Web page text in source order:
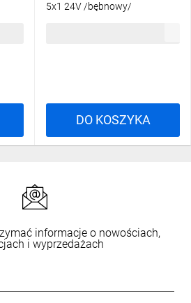
5x1 24V /bębnowy/
DO KOSZYKA
informacje o nowościach,
i wyprzedażach